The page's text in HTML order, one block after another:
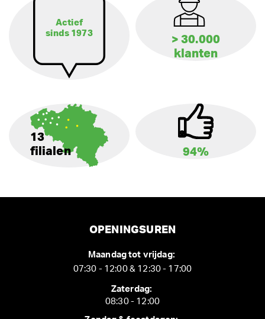
Actief
sinds 1973
> 30.000
klanten
13
filialen
94%
OPENINGSUREN
Maandag tot vrijdag:
07:30 - 12:00 & 12:30 - 17:00
Zaterdag:
08:30 - 12:00